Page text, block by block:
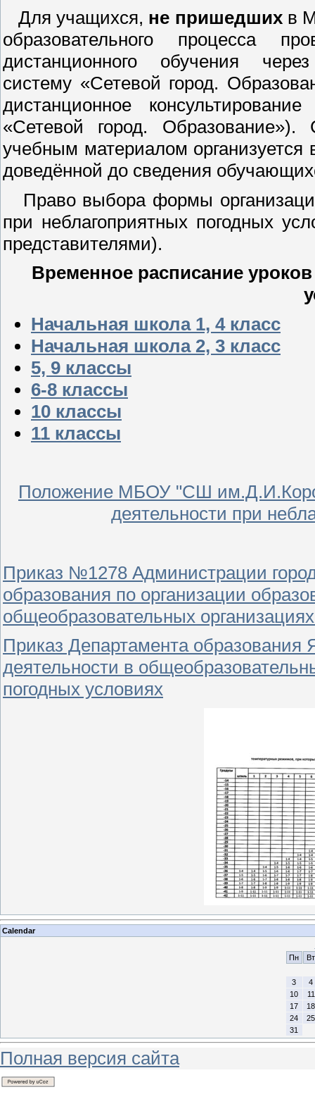
Для учащихся, не пришедшихв
образовательного процесса
дистанционного обучения
систему «Сетевой город.
дистанционное
«Сетевой город.
учебным материалом организуется
доведённой до сведения
Право выбора формы
при неблагоприятных погодных
представителями).
Временное расписание
Начальная школа 1, 4 класс
Начальная школа 2, 3 класс
5, 9 классы
6-8 классы
10 классы
11 классы
Положение МБОУ "СШ
деятельности при
Приказ №1278 Администрации
образования по организации
общеобразовательных
Приказ Департамента
деятельности в
погодных условиях
Calendar
Пн
Вт
3
4
10
11
17
18
24
25
31
Полная версия сайта